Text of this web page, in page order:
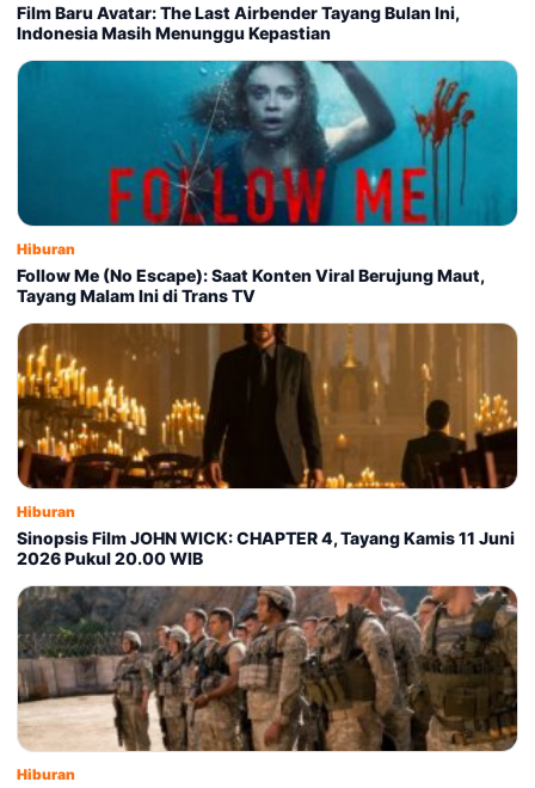
Film Baru Avatar: The Last Airbender Tayang Bulan Ini,
Indonesia Masih Menunggu Kepastian
Hiburan
Follow Me (No Escape): Saat Konten Viral Berujung Maut,
Tayang Malam Ini di Trans TV
Hiburan
Sinopsis Film JOHN WICK: CHAPTER 4, Tayang Kamis 11 Juni
2026 Pukul 20.00 WIB
Hiburan